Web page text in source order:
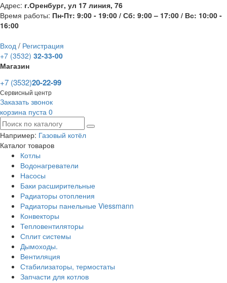
Адрес: г.Оренбург, ул 17 линия, 76
Время работы: Пн-Пт: 9:00 - 19:00 / Сб: 9:00 – 17:00 / Вс: 10:00 -
16:00
Вход / Регистрация
+7 (3532) 32-33-00
Магазин
+7 (3532)20-22-99
Сервисный центр
Заказать звонок
корзина пуста 0
Например: Газовый котёл
Каталог товаров
Котлы
Водонагреватели
Насосы
Баки расширительные
Радиаторы отопления
Радиаторы панельные Viessmann
Конвекторы
Тепловентиляторы
Сплит системы
Дымоходы.
Вентиляция
Стабилизаторы, термостаты
Запчасти для котлов